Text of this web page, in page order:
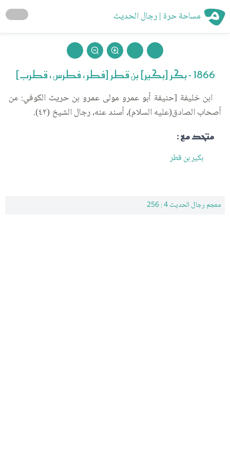
مساحة حرة | رجال الحديث
1866 - بكر [بكير] بن قطر [فطر ، فطرس ، قطرب]
ابن خليفة [حنيفة أبو عمرو مولى عمرو بن حريث الكوفي: من
أصحاب الصادق(عليه السلام)، أسند عنه، رجال الشيخ (٤٢).
متحد مع :
بكير بن قطر
معجم رجال الحديث 4 : 256